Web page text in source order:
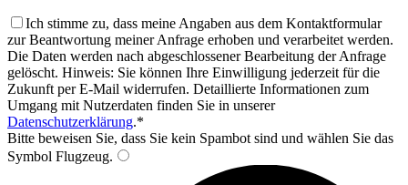
Ich stimme zu, dass meine Angaben aus dem Kontaktformular
zur Beantwortung meiner Anfrage erhoben und verarbeitet werden.
Die Daten werden nach abgeschlossener Bearbeitung der Anfrage
gelöscht. Hinweis: Sie können Ihre Einwilligung jederzeit für die
Zukunft per E-Mail widerrufen. Detaillierte Informationen zum
Umgang mit Nutzerdaten finden Sie in unserer
Datenschutzerklärung.*
Bitte beweisen Sie, dass Sie kein Spambot sind und wählen Sie das
Symbol Flugzeug.